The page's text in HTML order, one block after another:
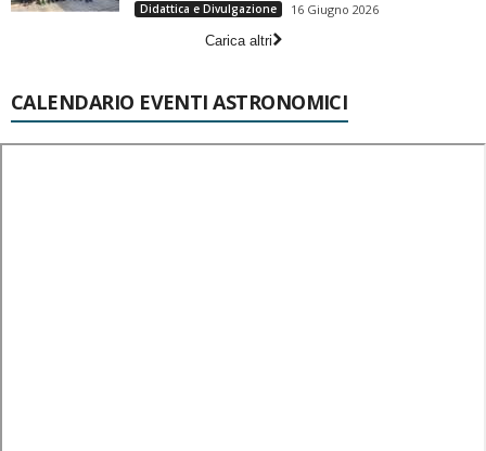
Didattica e Divulgazione
16 Giugno 2026
Carica altri
CALENDARIO EVENTI ASTRONOMICI